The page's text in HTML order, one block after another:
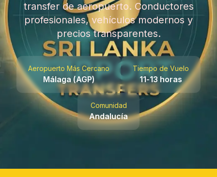
Instant WhatsApp Quote
Explore Tours & Day Trips
transfer de aeropuerto. Conductores
profesionales, vehículos modernos y
precios transparentes.
Aeropuerto Más Cercano
Málaga (AGP)
Tiempo de Vuelo
11-13 horas
Comunidad
Andalucía